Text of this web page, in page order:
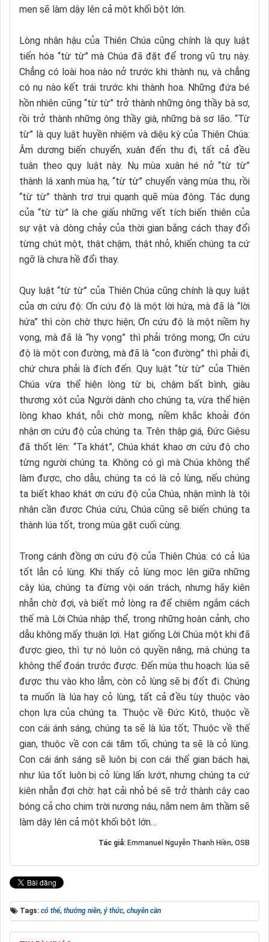
men sẽ làm dậy lên cả một khối bột lớn.
Lòng nhân hậu của Thiên Chúa cũng chính là quy luật
tiến hóa “từ từ” mà Chúa đã đặt để trong vũ trụ này.
Chẳng có loài hoa nào nở trước khi thành nụ, và chẳng
có nụ nào kết trái trước khi thành hoa. Những đứa bé
hồn nhiên cũng “từ từ” trở thành những ông thầy bà sơ,
rồi trở thành những ông thầy già, những bà sơ lão. “Từ
từ” là quy luật huyền nhiệm và diệu kỳ của Thiên Chúa:
Âm dương biến chuyển, xuân đến thu đi, tất cả đều
tuân theo quy luật này. Nụ mùa xuân hé nở “từ từ”
thành lá xanh mùa hạ, “từ từ” chuyển vàng mùa thu, rồi
“từ từ” thành trơ trụi quạnh quẽ mùa đông. Tác dụng
của “từ từ” là che giấu những vết tích biến thiên của
sự vật và dòng chảy của thời gian bằng cách thay đổi
từng chút một, thật chậm, thật nhỏ, khiến chúng ta cứ
ngỡ là chưa hề đổi thay.
Quy luật “từ từ” của Thiên Chúa cũng chính là quy luật
của ơn cứu độ: Ơn cứu độ là một lời hứa, mà đã là “lời
hứa” thì còn chờ thực hiện; Ơn cứu độ là một niềm hy
vọng, mà đã là “hy vọng” thì phải trông mong; Ơn cứu
độ là một con đường, mà đã là “con đường” thì phải đi,
chứ chưa phải là đích đến. Quy luật “từ từ” của Thiên
Chúa vừa thể hiện lòng từ bi, chậm bất bình, giàu
thương xót của Người dành cho chúng ta, vừa thể hiện
lòng khao khát, nỗi chờ mong, niềm khắc khoải đón
nhận ơn cứu độ của chúng ta. Trên thập giá, Đức Giêsu
đã thốt lên: “Ta khát”, Chúa khát khao ơn cứu độ cho
từng người chúng ta. Không có gì mà Chúa không thể
làm được, cho dẫu, chúng ta có là cỏ lùng, nếu chúng
ta biết khao khát ơn cứu độ của Chúa, nhận mình là tội
nhân cần được Chúa cứu, Chúa cũng sẽ biến chúng ta
thành lúa tốt, trong mùa gặt cuối cùng.
Trong cánh đồng ơn cứu độ của Thiên Chúa: có cả lúa
tốt lẫn cỏ lùng. Khi thấy cỏ lùng mọc lên giữa những
cây lúa, chúng ta đừng vội oán trách, nhưng hãy kiên
nhẫn chờ đợi, và biết mở lòng ra để chiêm ngắm cách
thế mà Lời Chúa nhập thể, trong những hoàn cảnh, cho
dẫu không mấy thuận lợi. Hạt giống Lời Chúa một khi đã
được gieo, thì tự nó luôn có quyền năng, mà chúng ta
không thể đoán trước được. Đến mùa thu hoạch: lúa sẽ
được thu vào kho lẫm, còn cỏ lùng sẽ bị đốt đi. Chúng
ta muốn là lúa hay cỏ lùng, tất cả đều tùy thuộc vào
chọn lựa của chúng ta. Thuộc về Đức Kitô, thuộc về
con cái ánh sáng, chúng ta sẽ là lúa tốt; Thuộc về thế
gian, thuộc về con cái tăm tối, chúng ta sẽ là cỏ lùng.
Con cái ánh sáng sẽ luôn bị con cái thế gian bách hại,
như lúa tốt luôn bị cỏ lùng lấn lướt, nhưng chúng ta cứ
kiên nhẫn đợi chờ: hạt cải nhỏ bé sẽ trở thành cây cao
bóng cả cho chim trời nương náu, nắm nem âm thầm sẽ
làm dậy lên cả một khối bột lớn…
Tác giả: Emmanuel Nguyễn Thanh Hiền, OSB
Tags: có thể, thường niên, ý thức, chuyên cần